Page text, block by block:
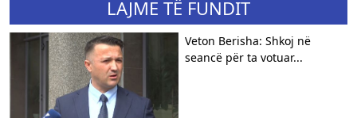
LAJME TË FUNDIT
Veton Berisha: Shkoj në
seancë për ta votuar...